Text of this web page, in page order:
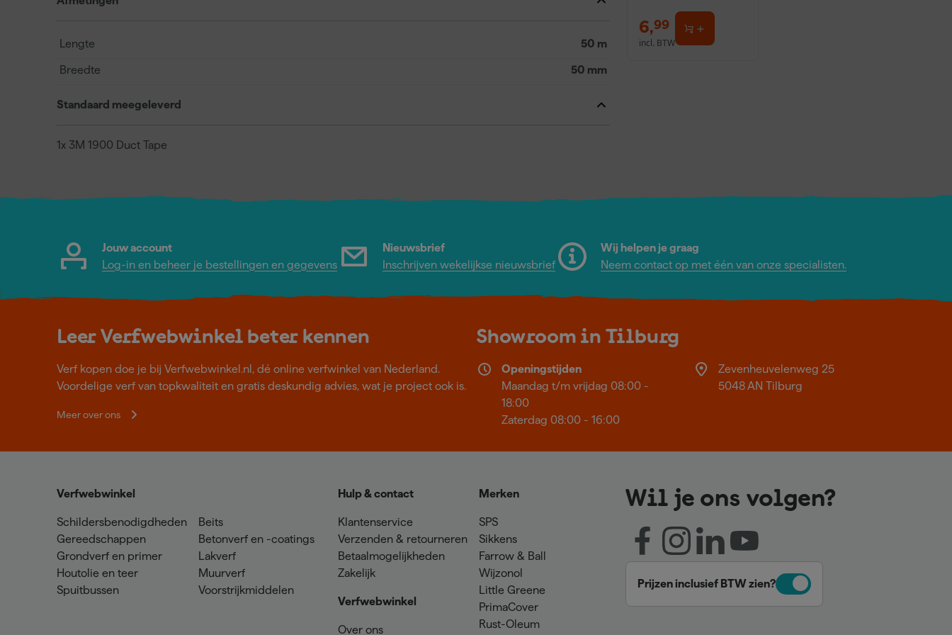
Lengte 50 m
Breedte 50 mm
Standaard meegeleverd
1x 3M 1900 Duct Tape
6,99
incl. BTW
Jouw account
Log-in en beheer je bestellingen en gegevens
Nieuwsbrief
Inschrijven wekelijkse nieuwsbrief
Wij helpen je graag
Neem contact op met één van onze specialisten.
Leer Verfwebwinkel beter kennen
Verf kopen doe je bij Verfwebwinkel.nl, dé online verfwinkel van Nederland.
Voordelige verf van topkwaliteit en gratis deskundig advies, wat je project ook is.
Meer over ons
Showroom in Tilburg
Openingstijden
Maandag t/m vrijdag 08:00 -
18:00
Zaterdag 08:00 - 16:00
Zevenheuvelenweg 25
5048 AN Tilburg
Verfwebwinkel
Schildersbenodigdheden
Gereedschappen
Grondverf en primer
Houtolie en teer
Spuitbussen
Beits
Betonverf en -coatings
Lakverf
Muurverf
Voorstrijkmiddelen
Hulp & contact
Klantenservice
Verzenden & retourneren
Betaalmogelijkheden
Zakelijk
Verfwebwinkel
Over ons
Merken
SPS
Sikkens
Farrow & Ball
Wijzonol
Little Greene
PrimaCover
Rust-Oleum
Wil je ons volgen?
Prijzen inclusief BTW zien?